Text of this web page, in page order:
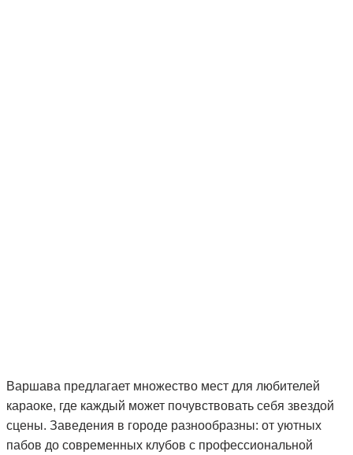
Варшава предлагает множество мест для любителей
караоке, где каждый может почувствовать себя звездой
сцены. Заведения в городе разнообразны: от уютных
пабов до современных клубов с профессиональной